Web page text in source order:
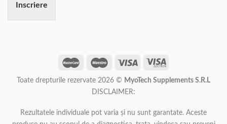
Inscriere
Toate drepturile rezervate 2026 © MyoTech Supplements S.R.L
DISCLAIMER:
Rezultatele individuale pot varia și nu sunt garantate. Aceste